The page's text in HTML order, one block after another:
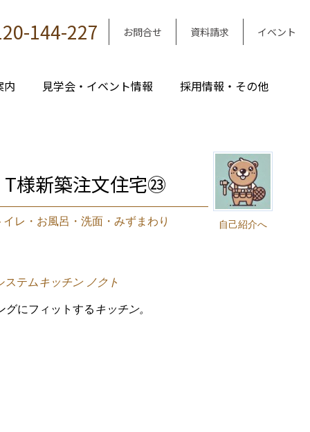
144-227 お問合せ 資料請求 イベント
内 見学会・イベント情報 採用情報・その他
自己紹介へ
様新築注文住宅㉓
レ・お風呂・洗面・みずまわり
ステム キッチン ノクト
グにフィットする キッチン。